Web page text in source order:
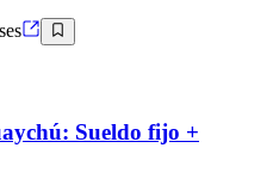
Sueldo fijo +